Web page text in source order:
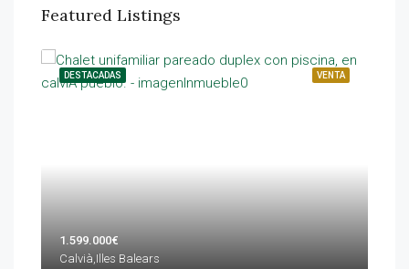
Featured Listings
VENTA
DESTACADAS
1.599.000€
Calvià,Illes Balears